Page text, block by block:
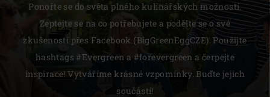
Ponořte se do světa plného kulinářských možností.
Zeptejte se na co potřebujete a podělte se o své
zkušenosti přes Facebook (BigGreenEggCZE). Použijte
hashtags #Evergreen a #forevergreen a čerpejte
inspirace! Vytváříme krásné vzpomínky. Buďte jejich
součástí!